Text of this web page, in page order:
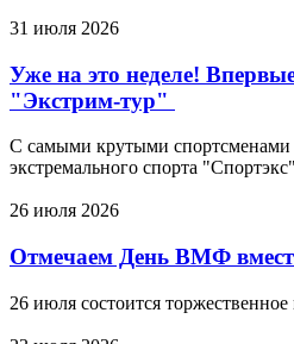
31 июля 2026
Уже на это неделе!
"Экстрим-тур"
С самыми крутыми спортсменами
экстремального спорта
26 июля 2026
Отмечаем День ВМФ
26 июля состоится